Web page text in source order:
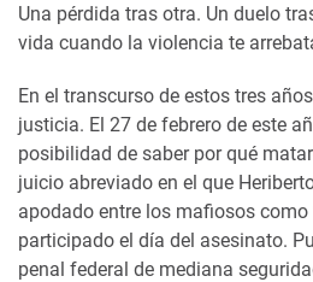
Una pérdida tras otra. Un duelo
vida cuando la violencia te
En el transcurso de estos tres
justicia. El 27 de febrero de este
posibilidad de saber por qué
juicio abreviado en el que
apodado entre los mafiosos como
participado el día del asesinato.
penal federal de mediana